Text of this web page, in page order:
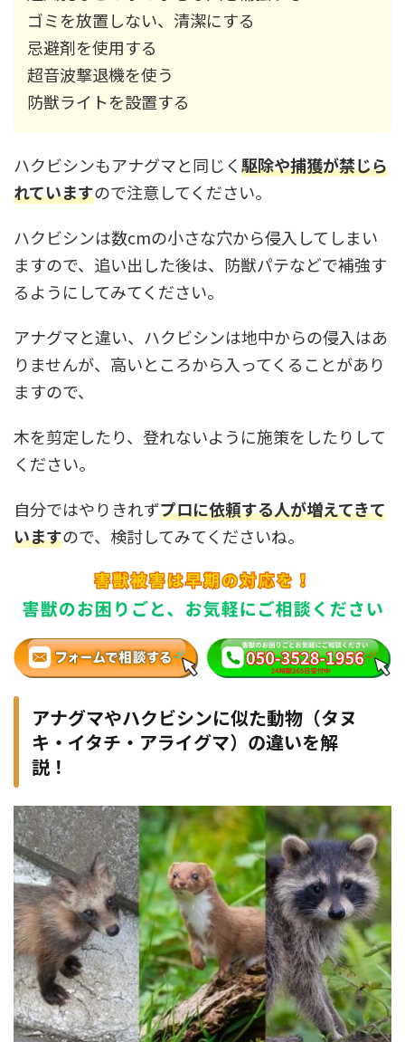
ゴミを放置しない、清潔にする
忌避剤を使用する
超音波撃退機を使う
防獣ライトを設置する
ハクビシンもアナグマと同じく駆除や捕獲が禁じら
れていますので注意してください。
ハクビシンは数cmの小さな穴から侵入してしまい
ますので、追い出した後は、防獣パテなどで補強す
るようにしてみてください。
アナグマと違い、ハクビシンは地中からの侵入はあ
りませんが、高いところから入ってくることがあり
ますので、
木を剪定したり、登れないように施策をしたりして
ください。
自分ではやりきれずプロに依頼する人が増えてきて
いますので、検討してみてくださいね。
アナグマやハクビシンに似た動物（タヌ
キ・イタチ・アライグマ）の違いを解
説！